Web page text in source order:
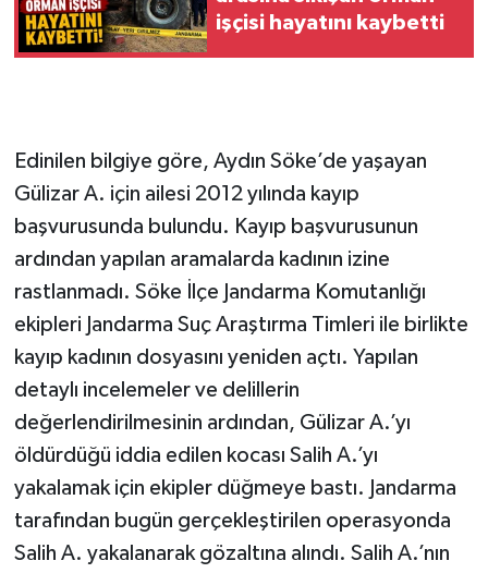
işçisi hayatını kaybetti
Edinilen bilgiye göre, Aydın Söke’de yaşayan
Gülizar A. için ailesi 2012 yılında kayıp
başvurusunda bulundu. Kayıp başvurusunun
ardından yapılan aramalarda kadının izine
rastlanmadı. Söke İlçe Jandarma Komutanlığı
ekipleri Jandarma Suç Araştırma Timleri ile birlikte
kayıp kadının dosyasını yeniden açtı. Yapılan
detaylı incelemeler ve delillerin
değerlendirilmesinin ardından, Gülizar A.’yı
öldürdüğü iddia edilen kocası Salih A.’yı
yakalamak için ekipler düğmeye bastı. Jandarma
tarafından bugün gerçekleştirilen operasyonda
Salih A. yakalanarak gözaltına alındı. Salih A.’nın